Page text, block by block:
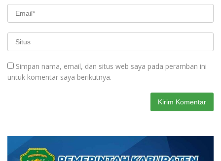
Simpan nama, email, dan situs web saya pada peramban ini
untuk komentar saya berikutnya.